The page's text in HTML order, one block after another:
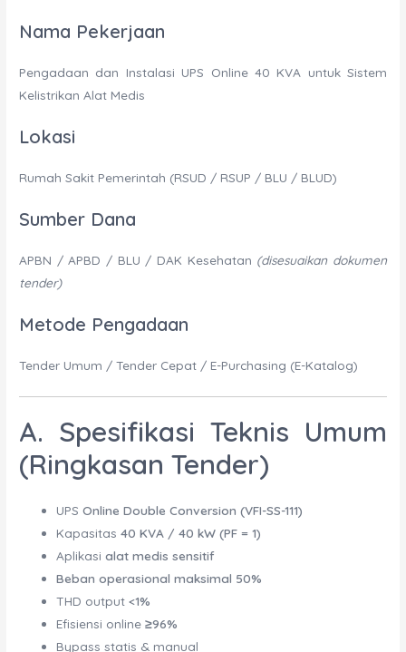
Nama Pekerjaan
Pengadaan dan Instalasi UPS Online 40 KVA untuk Sistem
Kelistrikan Alat Medis
Lokasi
Rumah Sakit Pemerintah (RSUD / RSUP / BLU / BLUD)
Sumber Dana
APBN / APBD / BLU / DAK Kesehatan (disesuaikan dokumen
tender)
Metode Pengadaan
Tender Umum / Tender Cepat / E-Purchasing (E-Katalog)
A. Spesifikasi Teknis Umum
(Ringkasan Tender)
UPSOnline Double Conversion (VFI-SS-111)
Kapasitas40 KVA / 40 kW (PF = 1)
Aplikasialat medis sensitif
Beban operasional maksimal 50%
THD output<1%
Efisiensi online≥96%
Bypass statis & manual